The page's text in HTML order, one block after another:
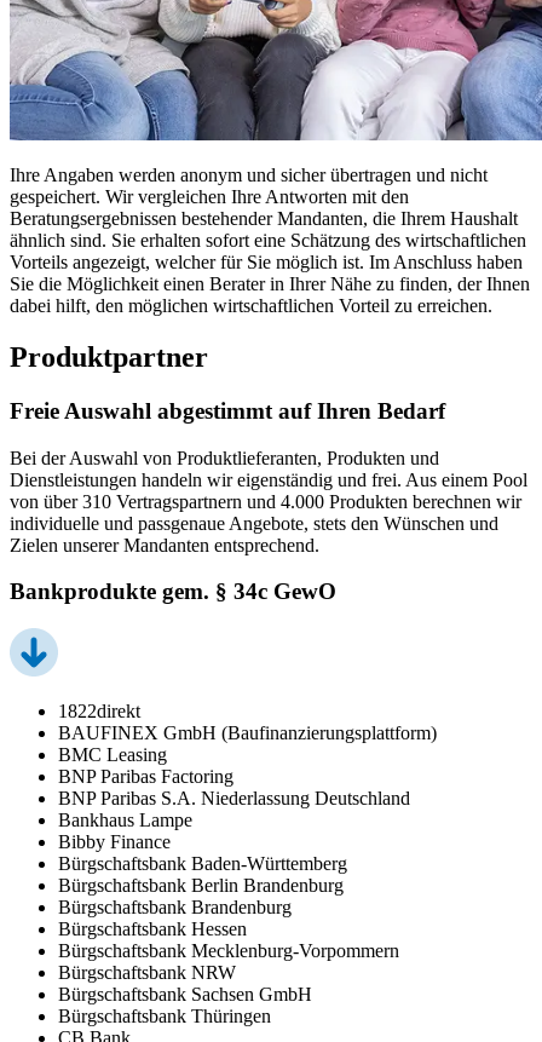
Ihre Angaben werden anonym und sicher übertragen und nicht
gespeichert. Wir vergleichen Ihre Antworten mit den
Beratungsergebnissen bestehender Mandanten, die Ihrem Haushalt
ähnlich sind. Sie erhalten sofort eine Schätzung des wirtschaftlichen
Vorteils angezeigt, welcher für Sie möglich ist. Im Anschluss haben
Sie die Möglichkeit einen Berater in Ihrer Nähe zu finden, der Ihnen
dabei hilft, den möglichen wirtschaftlichen Vorteil zu erreichen.
Produktpartner
Freie Auswahl abgestimmt auf Ihren Bedarf
Bei der Auswahl von Produktlieferanten, Produkten und
Dienstleistungen handeln wir eigenständig und frei. Aus einem Pool
von über 310 Vertragspartnern und 4.000 Produkten berechnen wir
individuelle und passgenaue Angebote, stets den Wünschen und
Zielen unserer Mandanten entsprechend.
Bankprodukte gem. § 34c GewO
1822direkt
BAUFINEX GmbH (Baufinanzierungsplattform)
BMC Leasing
BNP Paribas Factoring
BNP Paribas S.A. Niederlassung Deutschland
Bankhaus Lampe
Bibby Finance
Bürgschaftsbank Baden-Württemberg
Bürgschaftsbank Berlin Brandenburg
Bürgschaftsbank Brandenburg
Bürgschaftsbank Hessen
Bürgschaftsbank Mecklenburg-Vorpommern
Bürgschaftsbank NRW
Bürgschaftsbank Sachsen GmbH
Bürgschaftsbank Thüringen